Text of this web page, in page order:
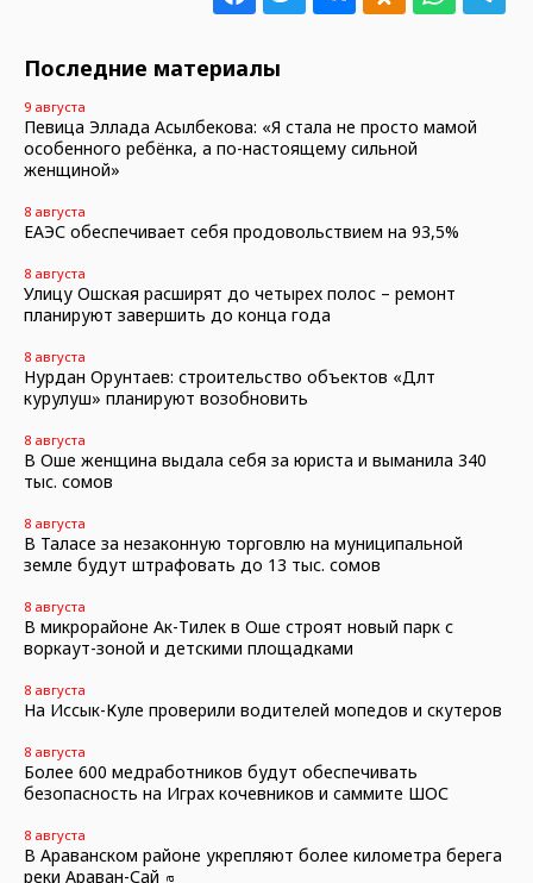
Последние материалы
9 августа
Певица Эллада Асылбекова: «Я стала не просто мамой
особенного ребёнка, а по-настоящему сильной
женщиной»
8 августа
ЕАЭС обеспечивает себя продовольствием на 93,5%
8 августа
Улицу Ошская расширят до четырех полос – ремонт
планируют завершить до конца года
8 августа
Нурдан Орунтаев: строительство объектов «Дөөлөт
курулуш» планируют возобновить
8 августа
В Оше женщина выдала себя за юриста и выманила 340
тыс. сомов
8 августа
В Таласе за незаконную торговлю на муниципальной
земле будут штрафовать до 13 тыс. сомов
8 августа
В микрорайоне Ак-Тилек в Оше строят новый парк с
воркаут-зоной и детскими площадками
8 августа
На Иссык-Куле проверили водителей мопедов и скутеров
8 августа
Более 600 медработников будут обеспечивать
безопасность на Играх кочевников и саммите ШОС
8 августа
В Араванском районе укрепляют более километра берега
реки Араван-Сай